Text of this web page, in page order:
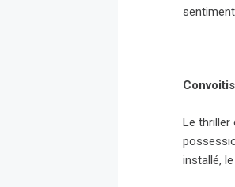
Le thriller
installé,